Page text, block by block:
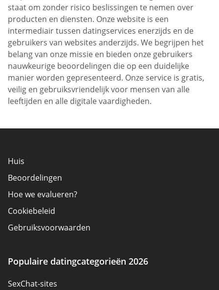
staat om zonder risico beslissingen te nemen over
producten en diensten. Onze website is een
intermediair tussen datingservices enerzijds en de
gebruikers van websites anderzijds. We begrijpen het
belang van onze missie en bieden onze gebruikers
nauwkeurige beoordelingen die op een duidelijke
manier worden gepresenteerd. Onze service is gratis,
veilig en gebruiksvriendelijk voor mensen van alle
leeftijden en alle digitale vaardigheden.
Huis
Beoordelingen
Hoe we evalueren?
Cookiebeleid
Gebruiksvoorwaarden
Over ons
Populaire datingcategorieën 2026
SexChat-sites